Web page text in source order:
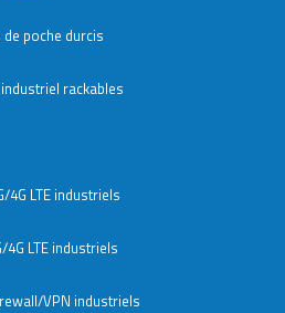
poche durcis
rackables​
4G LTE industriels
LTE industriels
VPN industriels